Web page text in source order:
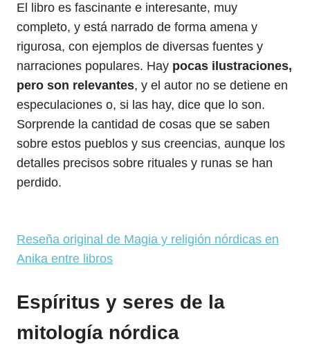
El libro es fascinante e interesante, muy
completo, y está narrado de forma amena y
rigurosa, con ejemplos de diversas fuentes y
narraciones populares. Hay pocas ilustraciones,
pero son relevantes, y el autor no se detiene en
especulaciones o, si las hay, dice que lo son.
Sorprende la cantidad de cosas que se saben
sobre estos pueblos y sus creencias, aunque los
detalles precisos sobre rituales y runas se han
perdido.
Reseña original de Magia y religión nórdicas en
Anika entre libros
Espíritus y seres de la
mitología nórdica